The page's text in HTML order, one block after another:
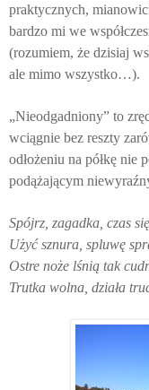
praktycznych,
bardzo mi we
(rozumiem, że dzisiaj
ale mimo wszystko…).
„Nieodgadniony” to
wciągnie bez reszty
odłożeniu na półkę
podążającym
Spójrz, zagadka, czas
Użyć sznura, spluwę
Ostre noże lśnią tak
Trutka wolna, działa